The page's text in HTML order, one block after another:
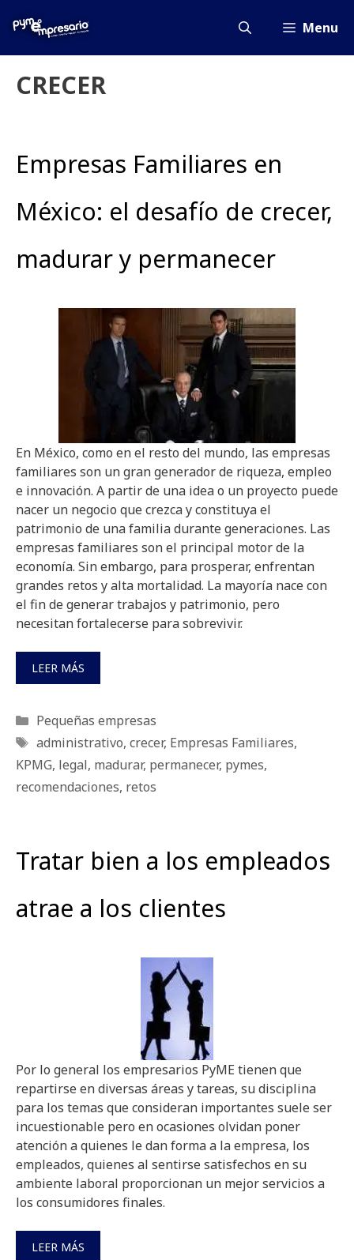
Menu
CRECER
Empresas Familiares en
México: el desafío de crecer,
madurar y permanecer
En México, como en el resto del mundo, las empresas
familiares son un gran generador de riqueza, empleo
e innovación. A partir de una idea o un proyecto puede
nacer un negocio que crezca y constituya el
patrimonio de una familia durante generaciones. Las
empresas familiares son el principal motor de la
economía. Sin embargo, para prosperar, enfrentan
grandes retos y alta mortalidad. La mayoría nace con
el fin de generar trabajos y patrimonio, pero
necesitan fortalecerse para sobrevivir.
LEER MÁS
Categorías
Pequeñas empresas
Etiquetas
administrativo, crecer, Empresas Familiares,
KPMG, legal, madurar, permanecer, pymes,
recomendaciones, retos
Tratar bien a los empleados
atrae a los clientes
Por lo general los empresarios PyME tienen que
repartirse en diversas áreas y tareas, su disciplina
para los temas que consideran importantes suele ser
incuestionable pero en ocasiones olvidan poner
atención a quienes le dan forma a la empresa, los
empleados, quienes al sentirse satisfechos en su
ambiente laboral proporcionan un mejor servicios a
los consumidores finales.
LEER MÁS